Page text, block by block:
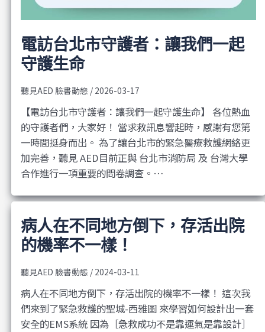
電訪台北市守護者：讓我們一起
守護生命
聽見AED 臉書動態 / 2026-03-17
【電訪台北市守護者：讓我們一起守護生命】 各位熱血
的守護者們，大家好！ 當求救訊息響起時，感謝有您第
一時間挺身而出。 為了讓台北市的緊急醫療救護網絡更
加完善，聽見 AED目前正與 台北市消防局 及 台灣大學
合作進行一項重要的問卷調查。…
病人在不同地方倒下，存活出院
的機率不一樣！
聽見AED 臉書動態 / 2024-03-11
病人在不同地方倒下，存活出院的機率不一樣！ 這次我
們來到了緊急救護的聖城-西雅圖 來學習如何設計出一套
安全的EMS系統 因為［急救成功不是靠運氣是靠設計］